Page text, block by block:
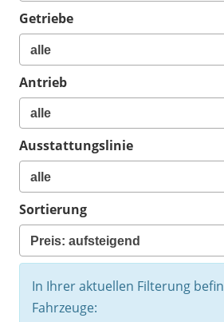
Getriebe
Antrieb
Ausstattungslinie
Sortierung
In Ihrer aktuellen Filterung
Fahrzeuge: